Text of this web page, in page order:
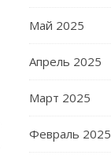
Май 2025
Апрель 2025
Март 2025
Февраль 2025